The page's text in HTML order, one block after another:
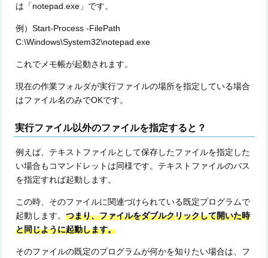
は「notepad.exe」です。
例）Start-Process -FilePath
C:\Windows\System32\notepad.exe
これでメモ帳が起動されます。
現在の作業フォルダが実行ファイルの場所を指定している場合
はファイル名のみでOKです。
実行ファイル以外のファイルを指定すると？
例えば、テキストファイルとして保存したファイルを指定した
い場合もコマンドレットは同様です。テキストファイルのパス
を指定すれば起動します。
この時、そのファイルに関連づけられている既定プログラムで
起動します。つまり、ファイルをダブルクリックして開いた時
と同じように起動します。
そのファイルの既定のプログラムが何かを知りたい場合は、フ